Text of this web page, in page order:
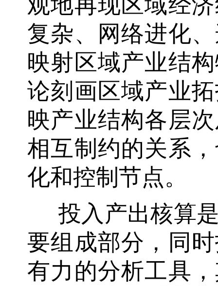
复杂、网络进化
映射区域产业结
论刻画区域产业
映产业结构各层
相互制约的关系
化和控制节点。
投入产出核算
要组成部分，同
有力的分析工具